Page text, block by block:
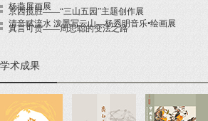
京西揽胜——“三山五园”主题创作展
真言可贵——周思聪的变法之路
杨燕屏画展
清音赋流水 泼墨写云山—杨秀明音乐•绘画展
学术成果